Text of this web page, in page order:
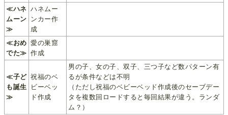
≪ハネ
ムーン
≫
ハネムー
ンカー作
成
≪おめ
でた≫
愛の巣窟
作成
≪子ど
も誕生
≫
祝福のベ
ビーベッ
ド作成
男の子、女の子、双子、三つ子など数パターン有
るが条件などは不明
（ただし祝福のベビーベッド作成後のセーブデー
タを複数回ロードすると毎回結果が違う。ランダ
ム？）